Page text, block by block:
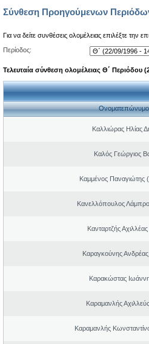
Σύνθεση Προηγούμενων
Για να δείτε συνθέσεις ολομέλειας επιλέξτε την
Περίοδος:
Τελευταία σύνθεση ολομέλειας Θ΄ Περιόδου
Ονοματεπώνυμο
Καλλιώρας Ηλίας
Καλός Γεώργιος
Καμμένος Παναγιώτης
Κανελλόπουλος
Κανταρτζής
Καραγκούνης Ανδρέας
Καρακώστας
Καραμανλής
Καραμανλής